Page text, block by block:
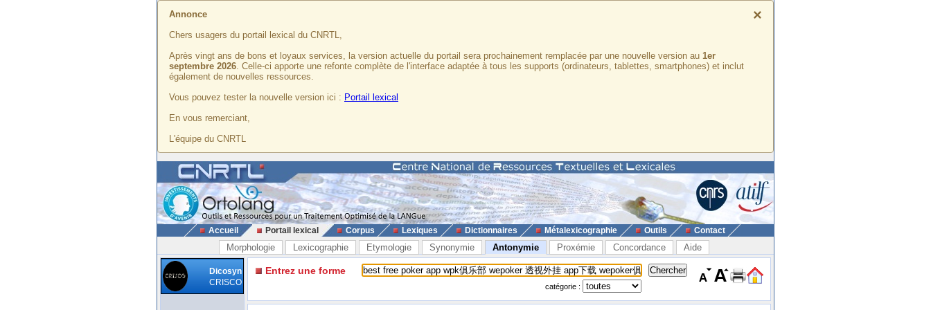
×
Annonce
Chers usagers du portail lexical du CNRTL,
Après vingt ans de bons et loyaux services, la version actuelle du portail sera prochainement remplacée par une nouvelle version au 1er
septembre 2026. Celle-ci apporte une refonte complète de l'interface adaptée à tous les supports (ordinateurs, tablettes, smartphones) et inclut
également de nouvelles ressources.
Vous pouvez tester la nouvelle version ici : Portail lexical
En vous remerciant,
L'équipe du CNRTL
Accueil Portail lexical Corpus Lexiques Dictionnaires Métalexicographie Outils Contact
Morphologie Lexicographie Etymologie Synonymie Antonymie Proxémie Concordance Aide
Dicosyn
CRISCO
Entrez une forme
catégorie :